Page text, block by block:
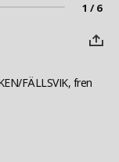
1 / 6
FÄLLSVIK, fren